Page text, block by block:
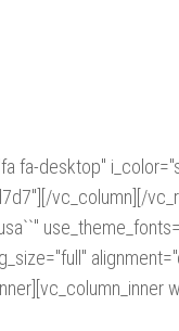
fa-desktop"
vc_column][/